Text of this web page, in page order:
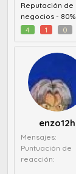
Reputación de
negocios - 80%
4
1 0
enzo12h
Mensajes
Puntuación de
reacción